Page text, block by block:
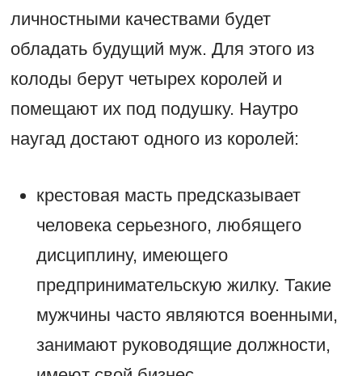
личностными качествами будет
обладать будущий муж. Для этого из
колоды берут четырех королей и
помещают их под подушку. Наутро
наугад достают одного из королей:
крестовая масть предсказывает
человека серьезного, любящего
дисциплину, имеющего
предпринимательскую жилку. Такие
мужчины часто являются военными,
занимают руководящие должности,